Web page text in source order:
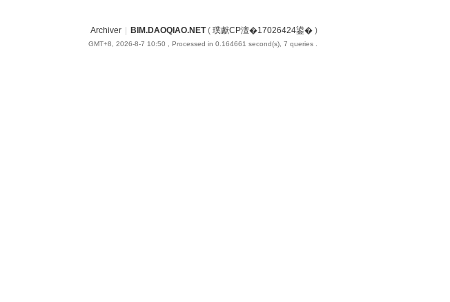
Archiver BIM.DAOQIAO.NET( 璞獻CP澶�17026424鍙� )
GMT+8, 2026-8-7 10:50 , Processed in 0.164661 second(s), 7 queries .